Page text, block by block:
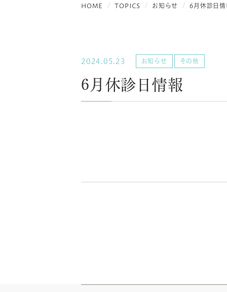
HOME TOPICS お知らせ 6月休診日情
2024.05.23 お知らせ その他
6月休診日情報